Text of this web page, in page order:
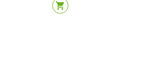
shopping_cart